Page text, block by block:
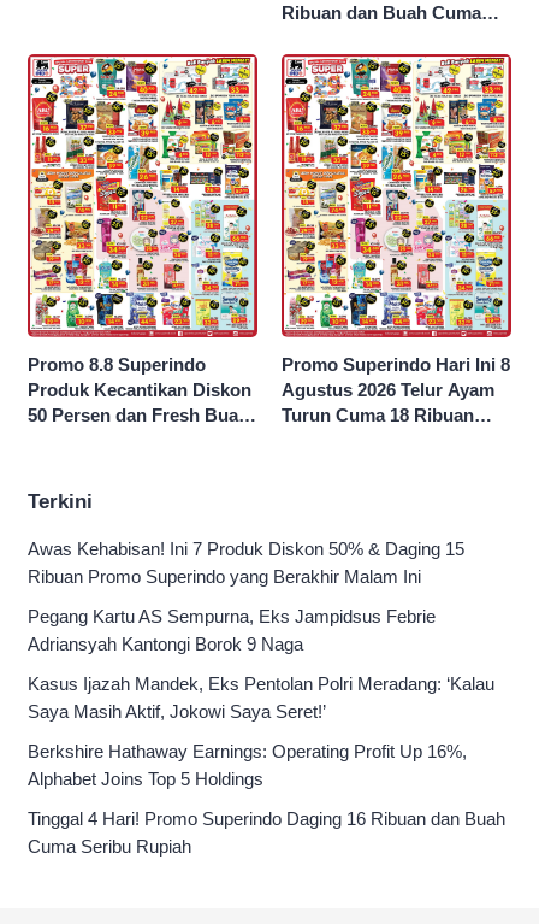
Ribuan dan Buah Cuma
Promo 8.8 Superindo
Produk Kecantikan Diskon
50 Persen dan Fresh Buah
Promo Superindo Hari Ini 8
Agustus 2026 Telur Ayam
Turun Cuma 18 Ribuan
Terkini
Awas Kehabisan! Ini 7 Produk Diskon 50% & Daging 15
Ribuan Promo Superindo yang Berakhir Malam Ini
Pegang Kartu AS Sempurna, Eks Jampidsus Febrie
Adriansyah Kantongi Borok 9 Naga
Kasus Ijazah Mandek, Eks Pentolan Polri Meradang: ‘Kalau
Saya Masih Aktif, Jokowi Saya Seret!’
Berkshire Hathaway Earnings: Operating Profit Up 16%,
Alphabet Joins Top 5 Holdings
Tinggal 4 Hari! Promo Superindo Daging 16 Ribuan dan Buah
Cuma Seribu Rupiah